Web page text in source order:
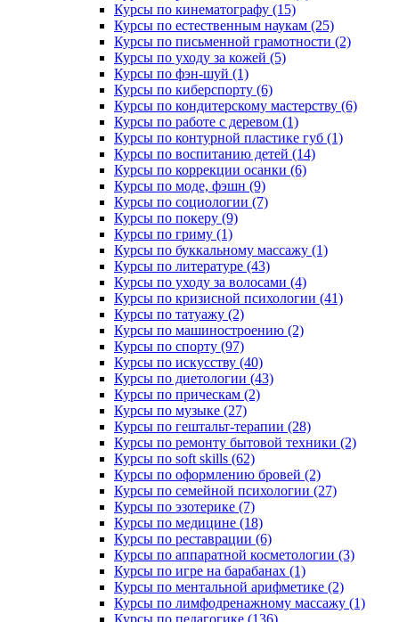
Курсы по кинематографу (15)
Курсы по естественным наукам (25)
Курсы по письменной грамотности (2)
Курсы по уходу за кожей (5)
Курсы по фэн-шуй (1)
Курсы по киберспорту (6)
Курсы по кондитерскому мастерству (6)
Курсы по работе с деревом (1)
Курсы по контурной пластике губ (1)
Курсы по воспитанию детей (14)
Курсы по коррекции осанки (6)
Курсы по моде, фэшн (9)
Курсы по социологии (7)
Курсы по покеру (9)
Курсы по гриму (1)
Курсы по буккальному массажу (1)
Курсы по литературе (43)
Курсы по уходу за волосами (4)
Курсы по кризисной психологии (41)
Курсы по татуажу (2)
Курсы по машиностроению (2)
Курсы по спорту (97)
Курсы по искусству (40)
Курсы по диетологии (43)
Курсы по прическам (2)
Курсы по музыке (27)
Курсы по гештальт-терапии (28)
Курсы по ремонту бытовой техники (2)
Курсы по soft skills (62)
Курсы по оформлению бровей (2)
Курсы по семейной психологии (27)
Курсы по эзотерике (7)
Курсы по медицине (18)
Курсы по реставрации (6)
Курсы по аппаратной косметологии (3)
Курсы по игре на барабанах (1)
Курсы по ментальной арифметике (2)
Курсы по лимфодренажному массажу (1)